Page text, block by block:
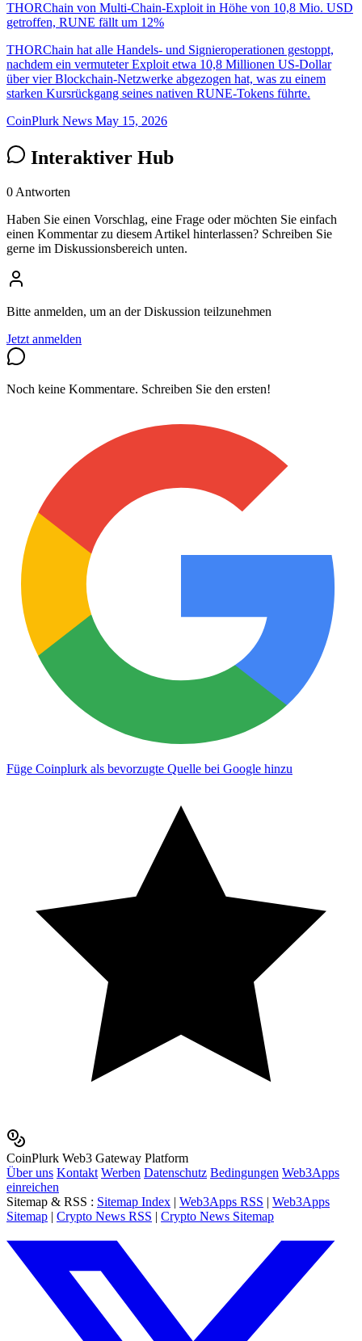
THORChain von Multi-Chain-Exploit in Höhe von 10,8 Mio. USD
getroffen, RUNE fällt um 12%
THORChain hat alle Handels- und Signieroperationen gestoppt,
nachdem ein vermuteter Exploit etwa 10,8 Millionen US-Dollar
über vier Blockchain-Netzwerke abgezogen hat, was zu einem
starken Kursrückgang seines nativen RUNE-Tokens führte.
CoinPlurk News May 15, 2026
Interaktiver Hub
0 Antworten
Haben Sie einen Vorschlag, eine Frage oder möchten Sie einfach
einen Kommentar zu diesem Artikel hinterlassen? Schreiben Sie
gerne im Diskussionsbereich unten.
Bitte anmelden, um an der Diskussion teilzunehmen
Jetzt anmelden
Noch keine Kommentare. Schreiben Sie den ersten!
Füge Coinplurk als bevorzugte Quelle bei Google hinzu
CoinPlurk Web3 Gateway Platform
Über uns Kontakt Werben Datenschutz Bedingungen Web3Apps
einreichen
Sitemap & RSS : Sitemap Index | Web3Apps RSS | Web3Apps
Sitemap | Crypto News RSS | Crypto News Sitemap